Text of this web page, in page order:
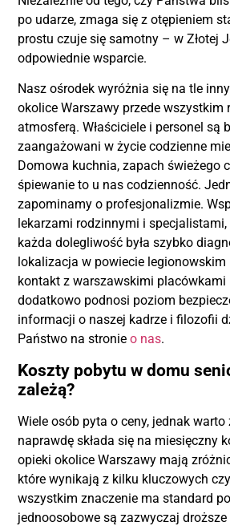
po udarze, zmaga się z otępieniem
prostu czuje się samotny – w Złotej
odpowiednie wsparcie.
Nasz ośrodek wyróżnia się na tle
okolice Warszawy przede wszystkim
atmosferą. Właściciele i personel są
zaangażowani w życie codzienne
Domowa kuchnia, zapach świeżego
śpiewanie to u nas codzienność.
zapominamy o profesjonalizmie.
lekarzami rodzinnymi i
każda dolegliwość była szybko
lokalizacja w powiecie
kontakt z warszawskimi placówkami
dodatkowo podnosi poziom
informacji o naszej kadrze i filozofii
Państwo na stronieo nas.
Koszty pobytu w domu
zależą?
Wiele osób pyta o ceny, jednak
naprawdę składa się na miesięczny
opieki okolice Warszawy mają
które wynikają z kilku kluczowych
wszystkim znaczenie ma standard
jednoosobowe są zazwyczaj droższe